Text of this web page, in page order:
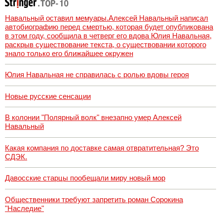
границу
Навальный оставил мемуары.Алексей Навальный написал
автобиографию перед смертью, которая будет опубликована
в этом году, сообщила в четверг его вдова Юлия Навальная,
раскрыв существование текста, о существовании которого
знало только его ближайшее окружен
Юлия Навальная не справилась с ролью вдовы героя
Новые русские сенсации
В колонии "Полярный волк" внезапно умер Алексей
Навальный
Какая компания по доставке самая отвратительная? Это
СДЭК.
Давосские старцы пообещали миру новый мор
Общественники требуют запретить роман Сорокина
"Наследие"